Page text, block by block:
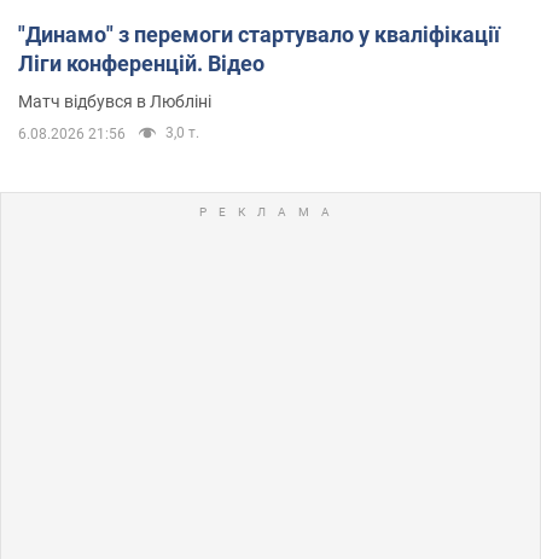
"Динамо" з перемоги стартувало у кваліфікації
Ліги конференцій. Відео
Матч відбувся в Любліні
6.08.2026 21:56 3,0 т.